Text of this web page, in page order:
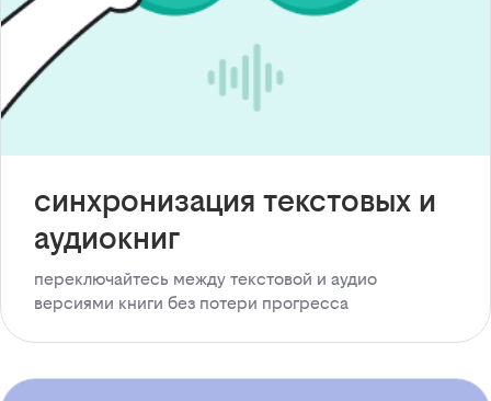
синхронизация текстовых и
аудиокниг
переключайтесь между текстовой и аудио
версиями книги без потери прогресса